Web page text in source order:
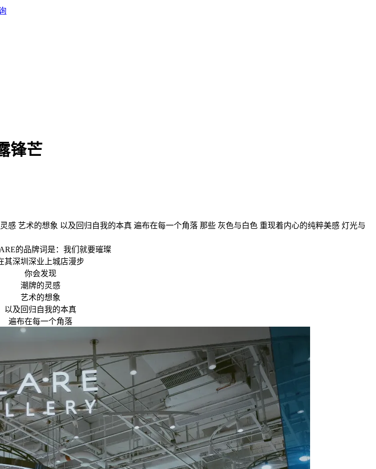
锋芒
艺术的想象 以及回归自我的本真 遍布在每一个角落 那些 灰色与白色 重现着内心的纯粹美感 灯光与
的品牌词是：我们就要璀璨
其深圳深业上城店漫步
你会发现
潮牌的灵感
艺术的想象
以及回归自我的本真
遍布在每一个角落